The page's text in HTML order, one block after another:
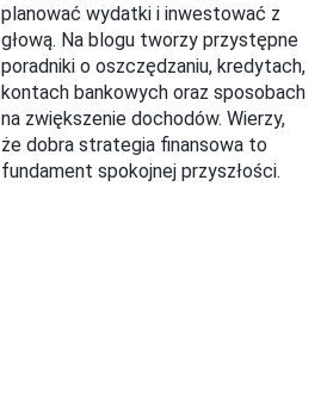
planować wydatki i inwestować z
głową. Na blogu tworzy przystępne
poradniki o oszczędzaniu, kredytach,
kontach bankowych oraz sposobach
na zwiększenie dochodów. Wierzy,
że dobra strategia finansowa to
fundament spokojnej przyszłości.